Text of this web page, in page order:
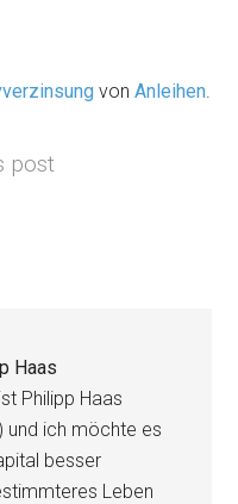
vonAnleihen.
post
Haas
Philipp Haas
und ich möchte es
besser
Leben